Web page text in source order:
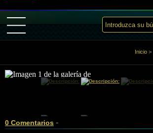
Sobre Mi
Inicio >
0 Comentarios -